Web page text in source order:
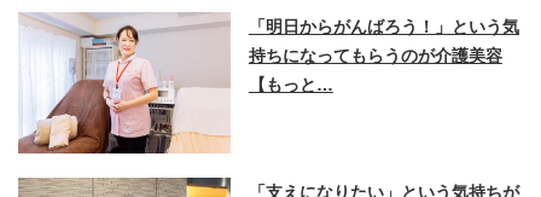
「明日からがんばろう！」という気
持ちになってもらうのが介護美容
【もっと…
「支えになりたい」という気持ちが